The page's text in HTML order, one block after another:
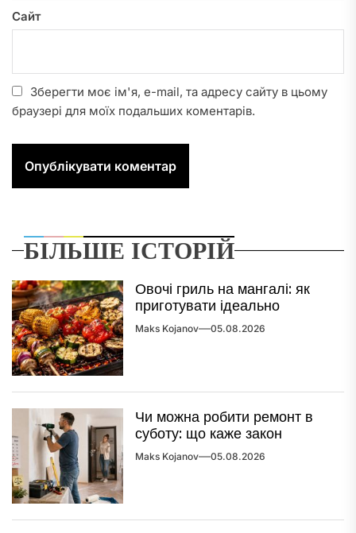
Сайт
Зберегти моє ім'я, e-mail, та адресу сайту в цьому
браузері для моїх подальших коментарів.
БІЛЬШЕ ІСТОРІЙ
Овочі гриль на мангалі: як
приготувати ідеально
Maks Kojanov 05.08.2026
Чи можна робити ремонт в
суботу: що каже закон
Maks Kojanov 05.08.2026